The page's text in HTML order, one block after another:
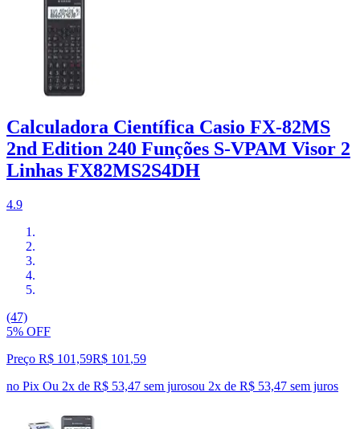
Calculadora Científica Casio FX-82MS
2nd Edition 240 Funções S-VPAM Visor 2
Linhas FX82MS2S4DH
4.9
(47)
5% OFF
Preço R$ 101,59R$ 101 ,59
no Pix Ou 2x de R$ 53,47 sem jurosou 2x de R$ 53,47 sem juros